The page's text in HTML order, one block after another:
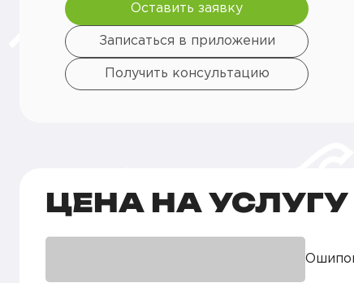
Оставить заявку
Записаться в приложении
Получить консультацию
ЦЕНА НА УСЛУГУ